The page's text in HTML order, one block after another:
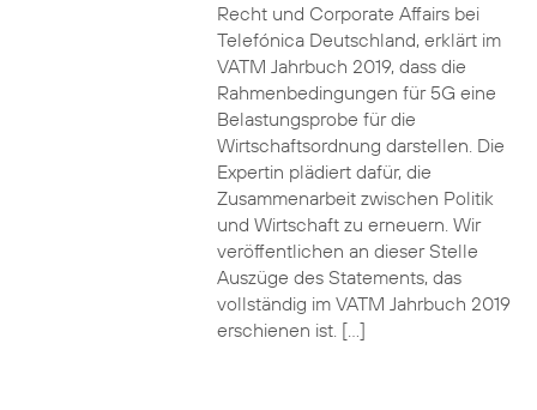
Recht und Corporate Affairs bei
Telefónica Deutschland, erklärt im
VATM Jahrbuch 2019, dass die
Rahmenbedingungen für 5G eine
Belastungsprobe für die
Wirtschaftsordnung darstellen. Die
Expertin plädiert dafür, die
Zusammenarbeit zwischen Politik
und Wirtschaft zu erneuern. Wir
veröffentlichen an dieser Stelle
Auszüge des Statements, das
vollständig im VATM Jahrbuch 2019
erschienen ist. […]